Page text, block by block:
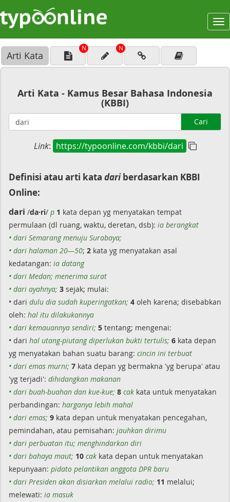
Arti Kata
N N
Arti Kata - Kamus Besar Bahasa Indonesia
(KBBI)
Cari
Link: https://typoonline.com/kbbi/dari
Definisi atau arti kata dariberdasarkan KBBI
Online:
dari /da·ri/ p 1 kata depan yg menyatakan tempat
permulaan (dl ruang, waktu, deretan, dsb): ia berangkat
• dari Semarang menuju Surabaya;
• dari halaman 20—50; 2 kata yg menyatakan asal
kedatangan: ia datang
• dari Medan; menerima surat
• dari ayahnya; 3 sejak; mulai:
• dari dulu dia sudah kuperingatkan; 4 oleh karena; disebabkan
oleh: hal itu dilakukannya
• dari kemauannya sendiri; 5 tentang; mengenai:
• dari hal utang-piutang diperlukan bukti tertulis; 6 kata depan
yg menyatakan bahan suatu barang: cincin ini terbuat
• dari emas murni; 7 kata depan yg bermakna 'yg berupa' atau
'yg terjadi': dihidangkan makanan
• dari buah-buahan dan kue-kue; 8 cak kata untuk menyatakan
perbandingan: harganya lebih mahal
• dari emas; 9 kata depan untuk menyatakan pencegahan,
pemindahan, atau pemisahan: jauhkan dirimu
• dari perbuatan itu; menghindarkan diri
• dari bahaya maut; 10 cak kata depan untuk menyatakan
kepunyaan: pidato pelantikan anggota DPR baru
• dari Presiden akan disiarkan melalui radio; 11 melalui;
melewati: ia masuk